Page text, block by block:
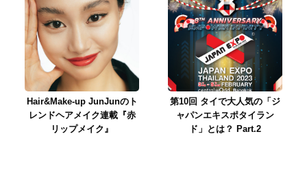
Hair&Make-up JunJunのト
レンドヘアメイク連載『赤
リップメイク』
第10回 タイで大人気の「ジ
ャパンエキスポタイラン
ド」とは？ Part.2